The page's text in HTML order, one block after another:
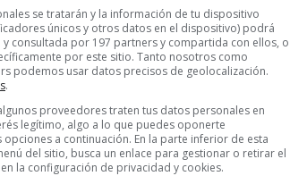
se tratarán y la información de tu dispositivo
únicos y otros datos en el dispositivo) podrá
y consultada por 197 partners y compartida con ellos, o
por este sitio. Tanto nosotros como
podemos usar datos precisos de geolocalización.
.
proveedores traten tus datos personales en
legítimo, algo a lo que puedes oponerte
opciones a continuación. En la parte inferior de esta
del sitio, busca un enlace para gestionar o retirar el
la configuración de privacidad y cookies.